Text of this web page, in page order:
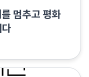
멈추고 평화